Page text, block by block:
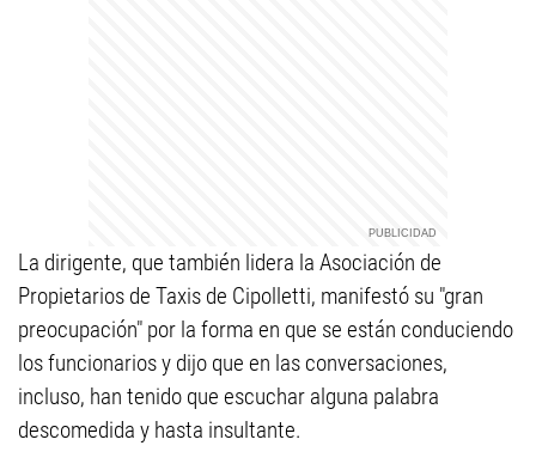
La dirigente, que también lidera la Asociación de
Propietarios de Taxis de Cipolletti, manifestó su "gran
preocupación" por la forma en que se están conduciendo
los funcionarios y dijo que en las conversaciones,
incluso, han tenido que escuchar alguna palabra
descomedida y hasta insultante.